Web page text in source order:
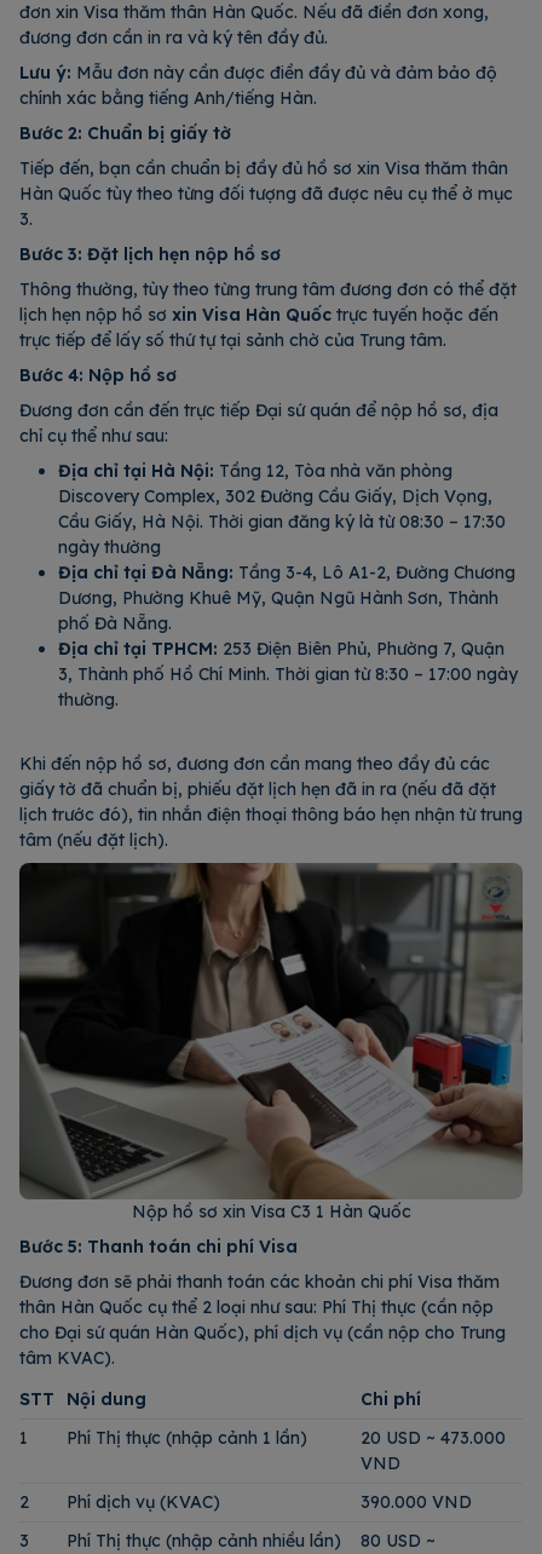
đơn xin Visa thăm thân Hàn Quốc. Nếu đã điền đơn xong,
đương đơn cần in ra và ký tên đầy đủ.
Lưu ý: Mẫu đơn này cần được điền đầy đủ và đảm bảo độ
chính xác bằng tiếng Anh/tiếng Hàn.
Bước 2: Chuẩn bị giấy tờ
Tiếp đến, bạn cần chuẩn bị đầy đủ hồ sơ xin Visa thăm thân
Hàn Quốc tùy theo từng đối tượng đã được nêu cụ thể ở mục
3.
Bước 3: Đặt lịch hẹn nộp hồ sơ
Thông thường, tùy theo từng trung tâm đương đơn có thể đặt
lịch hẹn nộp hồ sơ xin Visa Hàn Quốc trực tuyến hoặc đến
trực tiếp để lấy số thứ tự tại sảnh chờ của Trung tâm.
Bước 4: Nộp hồ sơ
Đương đơn cần đến trực tiếp Đại sứ quán để nộp hồ sơ, địa
chỉ cụ thể như sau:
Địa chỉ tại Hà Nội: Tầng 12, Tòa nhà văn phòng
Discovery Complex, 302 Đường Cầu Giấy, Dịch Vọng,
Cầu Giấy, Hà Nội. Thời gian đăng ký là từ 08:30 – 17:30
ngày thường
Địa chỉ tại Đà Nẵng: Tầng 3-4, Lô A1-2, Đường Chương
Dương, Phường Khuê Mỹ, Quận Ngũ Hành Sơn, Thành
phố Đà Nẵng.
Địa chỉ tại TPHCM: 253 Điện Biên Phủ, Phường 7, Quận
3, Thành phố Hồ Chí Minh. Thời gian từ 8:30 – 17:00 ngày
thường.
Khi đến nộp hồ sơ, đương đơn cần mang theo đầy đủ các
giấy tờ đã chuẩn bị, phiếu đặt lịch hẹn đã in ra (nếu đã đặt
lịch trước đó), tin nhắn điện thoại thông báo hẹn nhận từ trung
tâm (nếu đặt lịch).
Nộp hồ sơ xin Visa C3 1 Hàn Quốc
Bước 5: Thanh toán chi phí Visa
Đương đơn sẽ phải thanh toán các khoản chi phí Visa thăm
thân Hàn Quốc cụ thể 2 loại như sau: Phí Thị thực (cần nộp
cho Đại sứ quán Hàn Quốc), phí dịch vụ (cần nộp cho Trung
tâm KVAC).
STT
Nội dung
Chi phí
1
Phí Thị thực (nhập cảnh 1 lần)
20 USD ~ 473.000
VND
2
Phí dịch vụ (KVAC)
390.000 VND
3
Phí Thị thực (nhập cảnh nhiều lần)
80 USD ~